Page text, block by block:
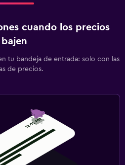
cuando los precios
bajen
tu bandeja de entrada: solo con las
de precios.